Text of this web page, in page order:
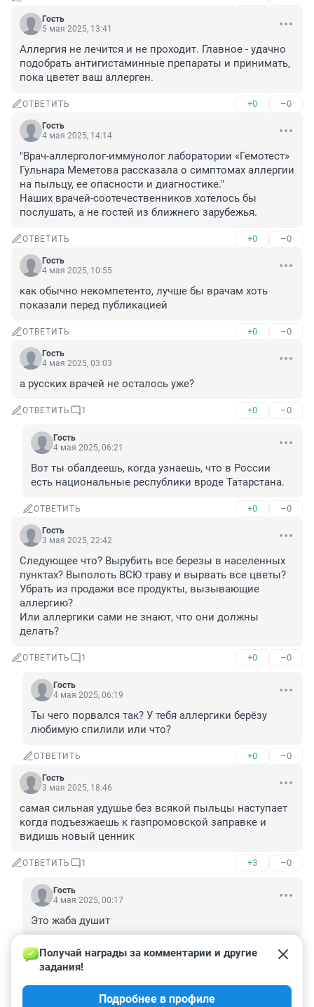
Гость
5 мая 2025, 13:41
Аллергия не лечится и не проходит. Главное - удачно
подобрать антигистаминные препараты и принимать,
пока цветет ваш аллерген.
ОТВЕТИТЬ +0 –0
Гость
4 мая 2025, 14:14
"Врач-аллерголог-иммунолог лаборатории «Гемотест»
Гульнара Меметова рассказала о симптомах аллергии
на пыльцу, ее опасности и диагностике."
Наших врачей-соотечественников хотелось бы
послушать, а не гостей из ближнего зарубежья.
ОТВЕТИТЬ +0 –0
Гость
4 мая 2025, 10:55
как обычно некомпетенто, лучше бы врачам хоть
показали перед публикацией
ОТВЕТИТЬ +0 –0
Гость
4 мая 2025, 03:03
а русских врачей не осталось уже?
ОТВЕТИТЬ 1 +0 –0
Гость
4 мая 2025, 06:21
Вот ты обалдеешь, когда узнаешь, что в России
есть национальные республики вроде Татарстана.
ОТВЕТИТЬ +0 –0
Гость
3 мая 2025, 22:42
Следующее что? Вырубить все березы в населенных
пунктах? Выполоть ВСЮ траву и вырвать все цветы?
Убрать из продажи все продукты, вызывающие
аллергию?
Или аллергики сами не знают, что они должны
делать?
ОТВЕТИТЬ 1 +0 –0
Гость
4 мая 2025, 06:19
Ты чего пoрвался так? У тебя аллергики берёзу
любимую спилили или что?
ОТВЕТИТЬ +0 –0
Гость
3 мая 2025, 18:46
самая сильная удушье без всякой пыльцы наступает
когда подъезжаешь к газпромовской заправке и
видишь новый ценник
ОТВЕТИТЬ 1 +3 –0
Гость
4 мая 2025, 00:17
Это жаба душит
ОТВЕТИТЬ –0
Гость
Пухнут яйца по весне словно почки у берёзы!
Получай награды за комментарии и другие
задания!
Подробнее в профиле